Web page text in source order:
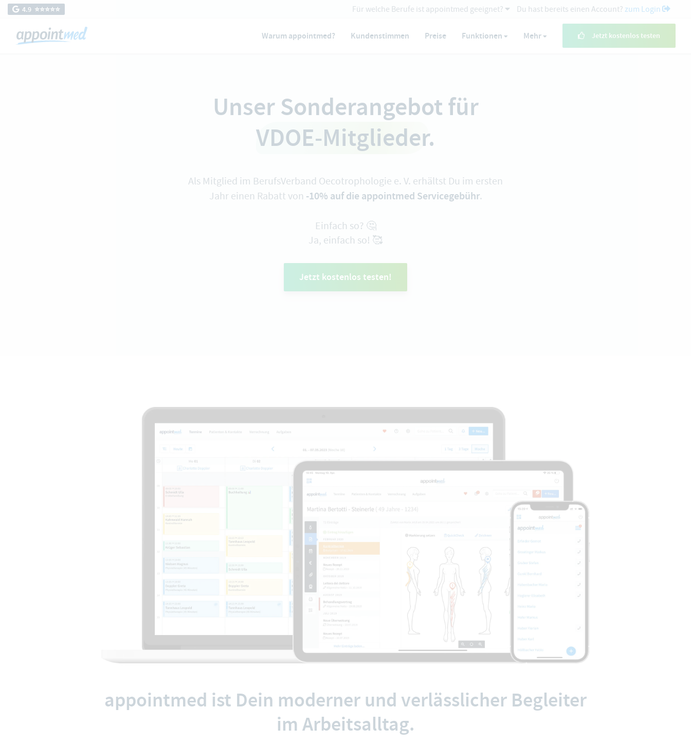
4.9 ⭐️⭐️⭐️⭐️⭐️ Für welche Berufe ist appointmed geeignet? Du hast bereits einen Account? zum Login
Warum appointmed? Kundenstimmen Preise Funktionen Mehr Jetzt kostenlos testen
Unser Sonderangebot für
VDOE-Mitglieder.
Als Mitglied im BerufsVerband Oecotrophologie e. V. erhältst Du im ersten
Jahr einen Rabatt von -10% auf die appointmed Servicegebühr.
Einfach so? 🤔
Ja, einfach so! 🥰
Jetzt kostenlos testen!
appointmed ist Dein moderner und verlässlicher Begleiter
im Arbeitsalltag.